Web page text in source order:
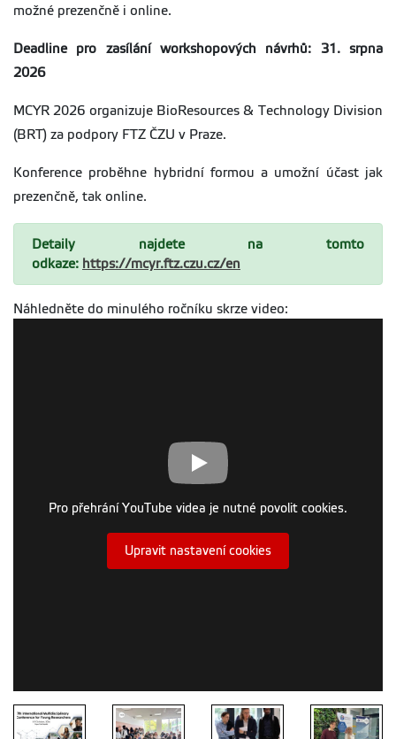
možné prezenčně i online.
Deadline pro zasílání workshopových návrhů: 31. srpna
2026
MCYR 2026 organizuje BioResources & Technology Division
(BRT) za podpory FTZ ČZU v Praze.
Konference proběhne hybridní formou a umožní účast jak
prezenčně, tak online.
Detaily najdete na tomto
odkaze: https://mcyr.ftz.czu.cz/en
Náhledněte do minulého ročníku skrze video:
Pro přehrání YouTube videa je nutné povolit cookies.
Upravit nastavení cookies